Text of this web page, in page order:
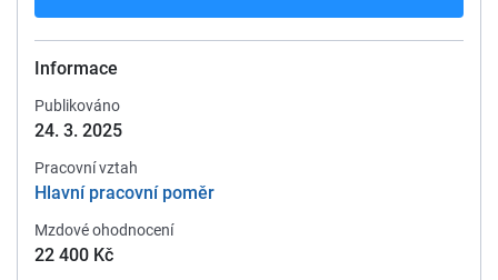
Informace
Publikováno
24. 3. 2025
Pracovní vztah
Hlavní pracovní poměr
Mzdové ohodnocení
22 400 Kč